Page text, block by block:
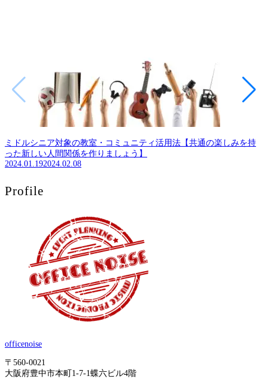
ミドルシニア対象の教室・コミュニティ活用法【共通の楽しみを持
った新しい人間関係を作りましょう】
2024.01.192024.02.08
Profile
officenoise
〒560-0021
大阪府豊中市本町1-7-1蝶六ビル4階